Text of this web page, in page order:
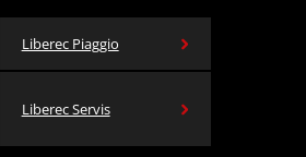
Liberec Piaggio
Liberec Servis